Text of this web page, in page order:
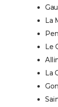
La
Le
La